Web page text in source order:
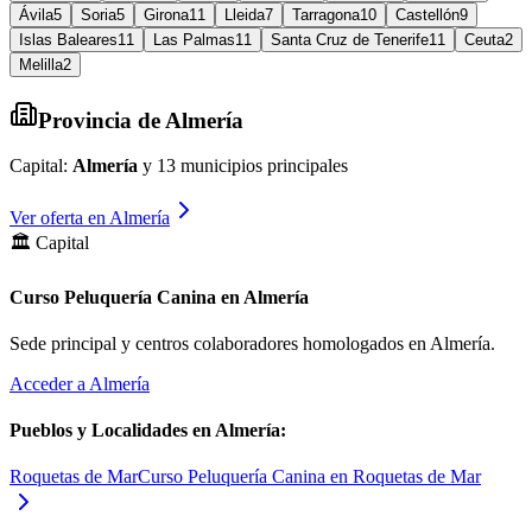
Ávila5 Soria5 Girona11 Lleida7 Tarragona10 Castellón9
Islas Baleares11 Las Palmas11 Santa Cruz de Tenerife11 Ceuta2
Melilla2
Provincia de Almería
Capital: Almería y 13 municipios principales
Ver oferta en Almería
🏛️ Capital
Curso Peluquería Canina en Almería
Sede principal y centros colaboradores homologados en Almería.
Acceder a Almería
Pueblos y Localidades en Almería:
Roquetas de MarCurso Peluquería Canina en Roquetas de Mar